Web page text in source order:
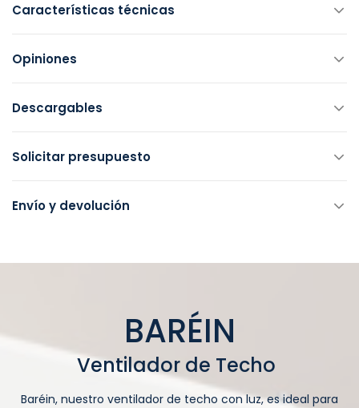
Características técnicas
Opiniones
Descargables
Solicitar presupuesto
Envío y devolución
BARÉIN
Ventilador de Techo
Baréin, nuestro ventilador de techo con luz, es ideal para